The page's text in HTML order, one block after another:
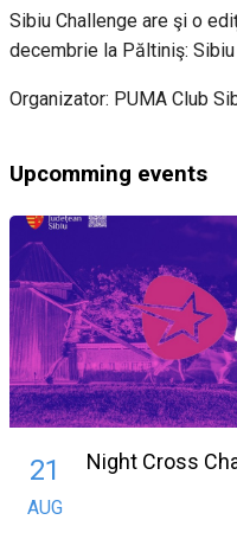
Sibiu Challenge are şi o
decembrie la Păltiniş:
Organizator: PUMA Club
Upcomming events
21
AUG
Night Cross